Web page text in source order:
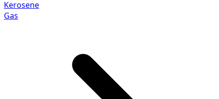
Kerosene
Gas